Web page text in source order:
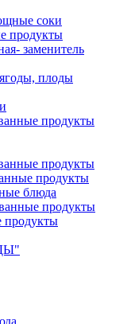
соки
продукты
заменитель
плоды
продукты
продукты
продукты
блюда
продукты